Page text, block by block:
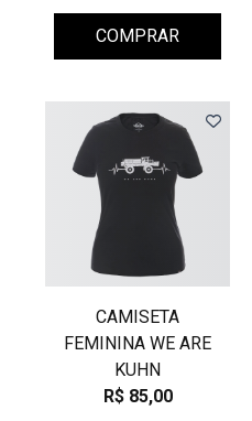
COMPRAR
CAMISETA
FEMININA WE ARE
KUHN
R$ 85,00